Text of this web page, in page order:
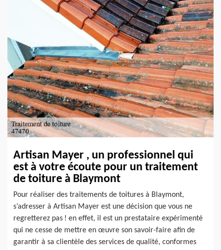
Artisan Mayer , un professionnel qui
est à votre écoute pour un traitement
de toiture à Blaymont
Pour réaliser des traitements de toitures à Blaymont,
s’adresser à Artisan Mayer est une décision que vous ne
regretterez pas ! en effet, il est un prestataire expérimenté
qui ne cesse de mettre en œuvre son savoir-faire afin de
garantir à sa clientèle des services de qualité, conformes